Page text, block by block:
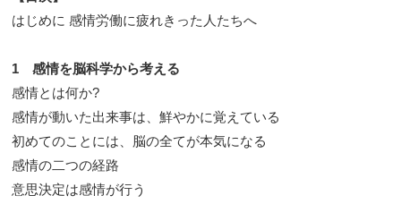
はじめに 感情労働に疲れきった人たちへ
1 感情を脳科学から考える
感情とは何か?
感情が動いた出来事は、鮮やかに覚えている
初めてのことには、脳の全てが本気になる
感情の二つの経路
意思決定は感情が行う